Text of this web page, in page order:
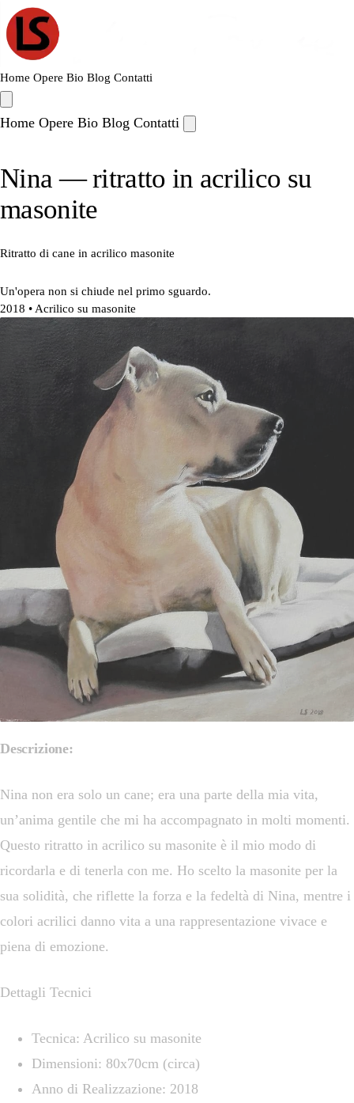
Home Opere Bio Blog Contatti
Home Opere Bio Blog Contatti
Nina — ritratto in acrilico su
masonite
Ritratto di cane in acrilico masonite
Un'opera non si chiude nel primo sguardo.
2018 • Acrilico su masonite
Descrizione:
Nina non era solo un cane; era una parte della mia vita,
un’anima gentile che mi ha accompagnato in molti momenti.
Questo ritratto in acrilico su masonite è il mio modo di
ricordarla e di tenerla con me. Ho scelto la masonite per la
sua solidità, che riflette la forza e la fedeltà di Nina, mentre i
colori acrilici danno vita a una rappresentazione vivace e
piena di emozione.
Dettagli Tecnici
Tecnica: Acrilico su masonite
Dimensioni: 80x70cm (circa)
Anno di Realizzazione: 2018